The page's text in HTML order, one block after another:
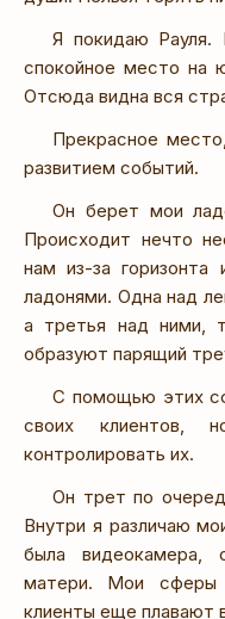
Я покидаю
спокойное место на
Отсюда видна вся
Прекрасное
развитием событий.
Он берет мои
Происходит нечто
нам из-за
ладонями. Одна над
а третья над ними,
образуют парящий
С помощью этих
своих
контролировать их.
Он трет по
Внутри я различаю
была видеокамера,
матери. Мои сферы
клиенты еще плавают